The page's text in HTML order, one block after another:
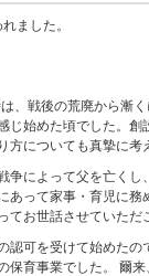
ました。
、戦後の荒廃から漸
じ始めた頃でした。創
についても真摯に考
争によって父を亡くし
って家事・育児に務
お世話させていただ
可を受けて始めたの
保育事業でした。 爾